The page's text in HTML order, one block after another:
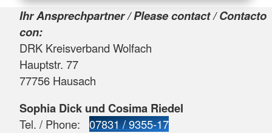
Ihr Ansprechpartner / Please contact / Contacto
con:
DRK Kreisverband Wolfach
Hauptstr. 77
77756 Hausach
Sophia Dick und Cosima Riedel
Tel. / Phone: 07831 / 9355-17